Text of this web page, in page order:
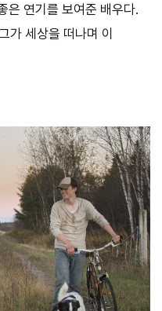
은 연기를 보여준 배우다.
가 세상을 떠나며 이